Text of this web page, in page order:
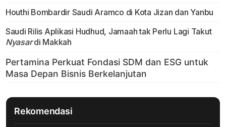
Houthi Bombardir Saudi Aramco di Kota Jizan dan Yanbu
Saudi Rilis Aplikasi Hudhud, Jamaah tak Perlu Lagi Takut
Nyasardi Makkah
Rekomendasi